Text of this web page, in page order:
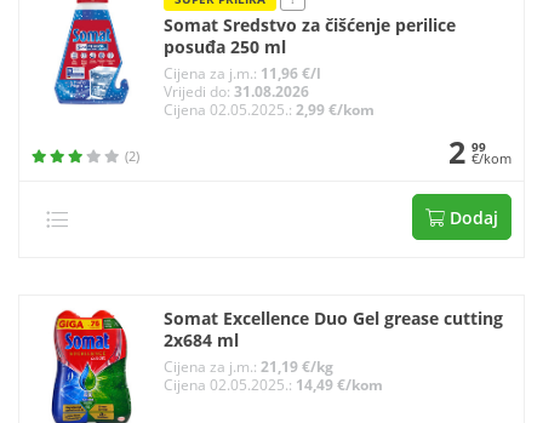
Somat Sredstvo za čišćenje perilice
posuđa 250 ml
Cijena za j.m.: 11,96 €/l
Vrijedi do:31.08.2026
Cijena 02.05.2025.:2,99 €/kom
(2) 2 99
€/kom
Dodaj
Somat Excellence Duo Gel grease cutting
2x684 ml
Cijena za j.m.:21,19 €/kg
Cijena 02.05.2025.: 14,49 €/kom